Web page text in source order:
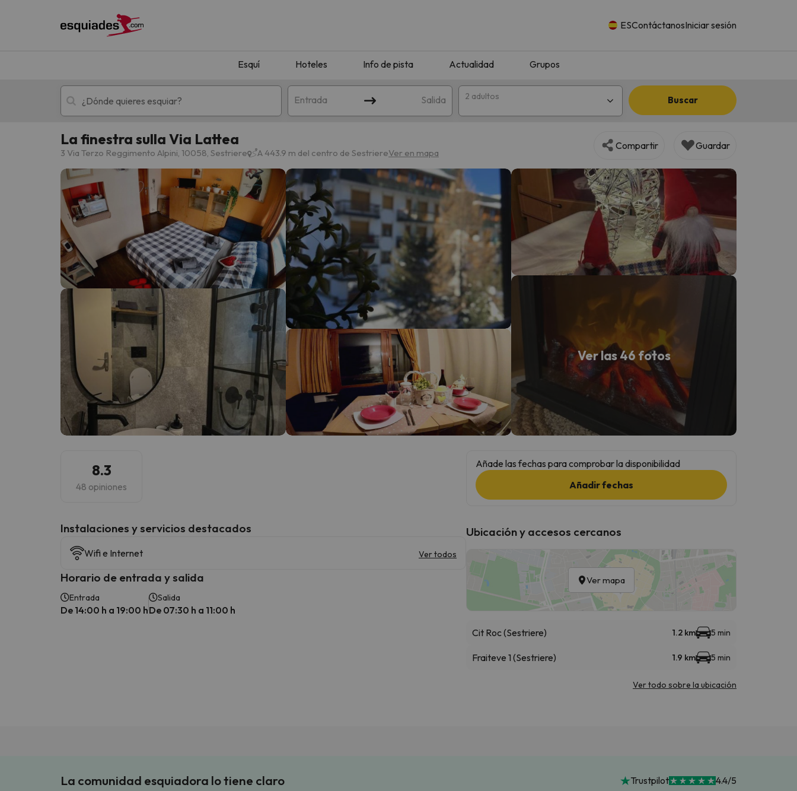
ESContáctanosIniciar sesión
Esquí Hoteles Info de pista Actualidad Grupos
Entrada Salida 2 adultos Buscar
Esquí Escapadas
¡Vaya! No hemos encontrado ningún resultado que coincida con tu búsqueda. Prueba a modificar el destino.
¡Vaya! Parece que nuestro buscador ha perdido el norte. En cuanto encuentre su brújula vuelve.
La finestra sulla Via Lattea
3 Via Terzo Reggimento Alpini, 10058, Sestriere A 443.9 m del centro de SestriereVer en mapa
Compartir Guardar
Ver las 46 fotos
8.3
48 opiniones
Instalaciones y servicios destacados
Wifi e Internet Ver todos
Horario de entrada y salida
Entrada
De 14:00 h a 19:00 h
Salida
De 07:30 h a 11:00 h
Añade las fechas para comprobar la disponibilidad
Añadir fechas
Ubicación y accesos cercanos
Ver mapa
Cit Roc (Sestriere) 1.2 km 5 min
Fraiteve 1 (Sestriere) 1.9 km 5 min
Ver todo sobre la ubicación
La comunidad esquiadora lo tiene claro Trustpilot 4.4/5